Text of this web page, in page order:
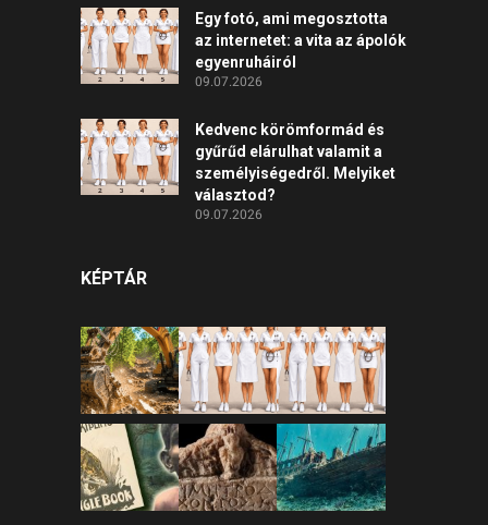
Egy fotó, ami megosztotta
az internetet: a vita az ápolók
egyenruháiról
09.07.2026
Kedvenc körömformád és
gyűrűd elárulhat valamit a
személyiségedről. Melyiket
választod?
09.07.2026
KÉPTÁR